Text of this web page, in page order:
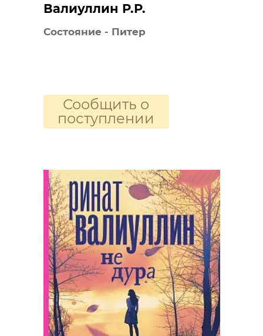
Валиуллин Р.Р.
Состояние - Питер
Сообщить о
поступлении